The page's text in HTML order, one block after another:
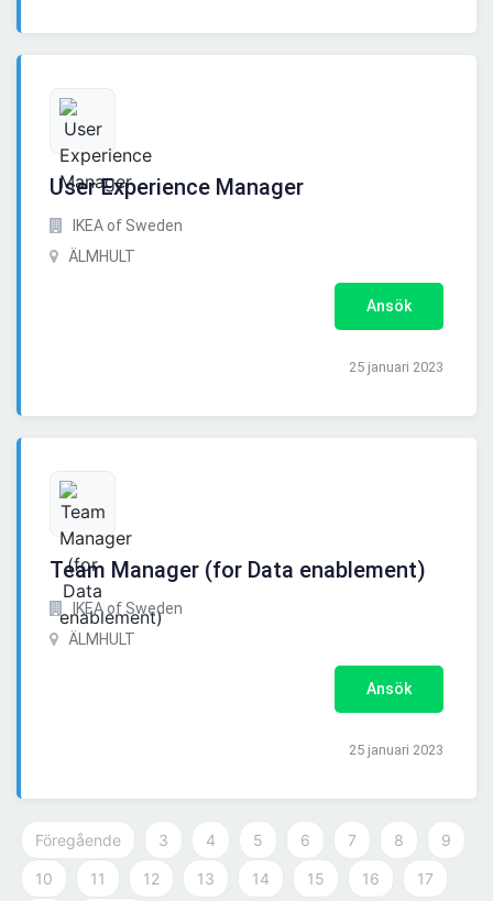
User Experience Manager
IKEA of Sweden
ÄLMHULT
Ansök
25 januari 2023
Team Manager (for Data enablement)
IKEA of Sweden
ÄLMHULT
Ansök
25 januari 2023
Föregående 3 4 5 6 7 8 9
10 11 12 13 14 15 16 17